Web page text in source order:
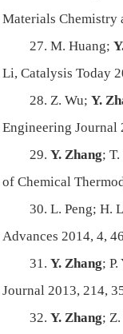
Materials Chemistry
27. M. Huang;
Li,Catalysis Today
28. Z. Wu;Y.
Engineering Journal
29.Y. Zhang;
of Chemical
30. L. Peng; H.
Advances 2014,4,
31.Y. Zhang;
Journal 2013, 214,
32.Y. Zhang;